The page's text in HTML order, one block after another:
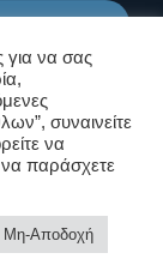
❤ .GSP.
για να σας
συναινείτε
να
να παράσχετε
Μη-Αποδοχή